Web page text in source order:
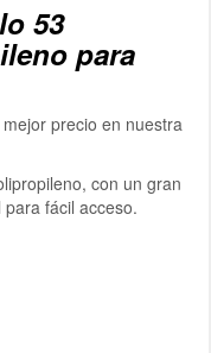
53
para
precio en nuestra
con un gran
fácil acceso.